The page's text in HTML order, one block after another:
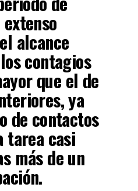
alcance
contagios
que el de
ya
de contactos
tarea casi
más de un